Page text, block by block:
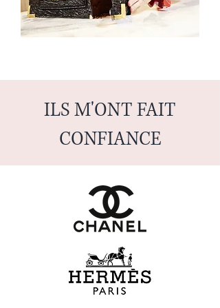
ILS M'ONT FAIT
CONFIANCE